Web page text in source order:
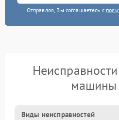
Отправляя, Вы соглашаетесь с
машины
Виды неисправностей